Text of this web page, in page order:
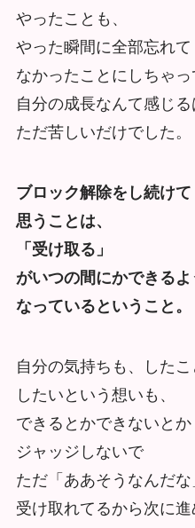
やったことも、
やった瞬間に全部忘れて
なかったことにしちゃっ
自分の成長なんて感じる
ただ苦しいだけでした。
ブロック解除をし続けて
思うことは、
「受け取る」
がいつの間にかできるよ
なっているということ。
自分の気持ちも、したこ
したいという想いも、
できるとかできないとか
ジャッジしないで
ただ「ああそうなんだな
受け取れてるから次に進